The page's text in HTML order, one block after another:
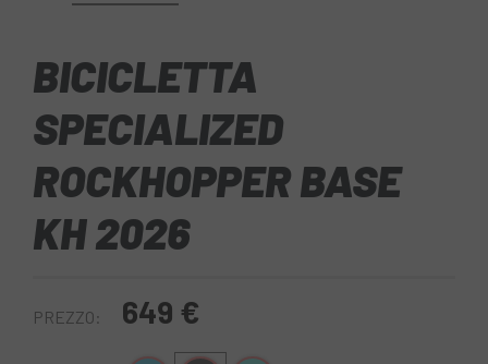
BICICLETTA
SPECIALIZED
ROCKHOPPER BASE
KH 2026
PREZZO: 649 €